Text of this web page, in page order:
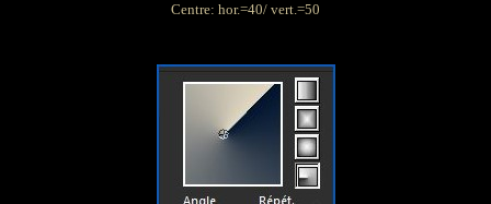
Centre: hor.=40/ vert.=50